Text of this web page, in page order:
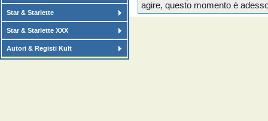
Star & Starlette
Star & Starlette XXX
Autori & Registi Kult
agire, questo momento è